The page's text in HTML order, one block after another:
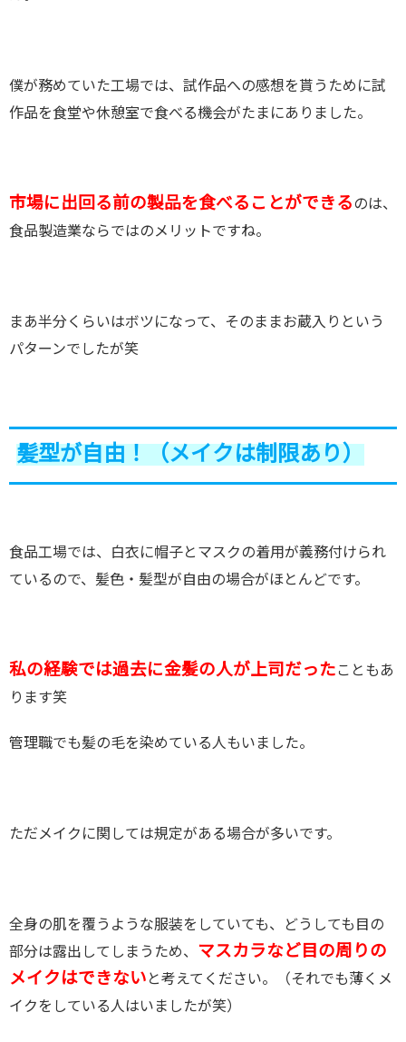
僕が務めていた工場では、試作品への感想を貰うために試
作品を食堂や休憩室で食べる機会がたまにありました。
市場に出回る前の製品を食べることができるのは、
食品製造業ならではのメリットですね。
まあ半分くらいはボツになって、そのままお蔵入りという
パターンでしたが笑
髪型が自由！（メイクは制限あり）
食品工場では、白衣に帽子とマスクの着用が義務付けられ
ているので、髪色・髪型が自由の場合がほとんどです。
私の経験では過去に金髪の人が上司だった こともあ
ります笑
管理職でも髪の毛を染めている人もいました。
ただメイクに関しては規定がある場合が多いです。
全身の肌を覆うような服装をしていても、どうしても目の
部分は露出してしまうため、
マスカラなど目の周りの
メイクはできない と考えてください。（それでも薄くメ
イクをしている人はいましたが笑）